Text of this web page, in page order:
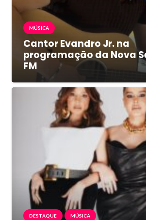
MÚSICA
Cantor Evandro Jr. na
programação da Nova
FM
DESTAQUE MÚSICA